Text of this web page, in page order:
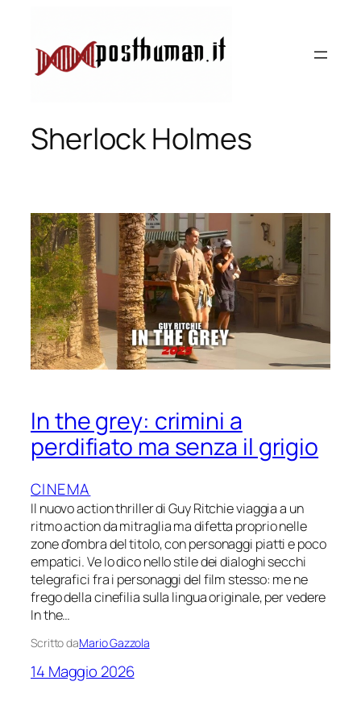
contenuto
Sherlock Holmes
In the grey: crimini a
perdifiato ma senza il grigio
CINEMA
Il nuovo action thriller di Guy Ritchie viaggia a un
ritmo action da mitraglia ma difetta proprio nelle
zone d’ombra del titolo, con personaggi piatti e poco
empatici. Ve lo dico nello stile dei dialoghi secchi
telegrafici fra i personaggi del film stesso: me ne
frego della cinefilia sulla lingua originale, per vedere
In the…
Scritto daMario Gazzola
14 Maggio 2026